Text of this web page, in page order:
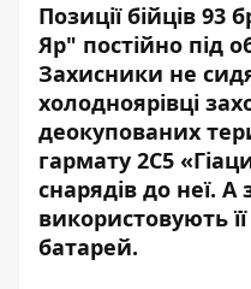
Позиції бійців
Яр" постійно під
Захисники не
холодноярівці
деокупованих
гармату 2С5
снарядів до неї. А
використовують
батарей.